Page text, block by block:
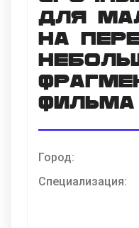
для
на
фильма
Город:
Специализация: